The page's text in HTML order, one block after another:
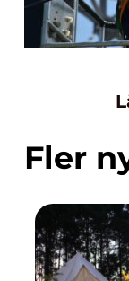
Fler